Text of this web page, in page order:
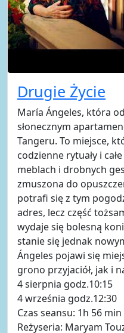
Drugie Życie
María Ángeles, która
słonecznym
Tangeru. To miejsce,
codzienne rytuały i
meblach i drobnych
zmuszona do
potrafi się z tym
adres, lecz część
wydaje się bolesną
stanie się jednak
Ángeles pojawi się
grono przyjaciół, jak i
4 sierpnia godz.10:15
4 września godz.12:30
Czas seansu: 1h 56 min
Reżyseria: Maryam